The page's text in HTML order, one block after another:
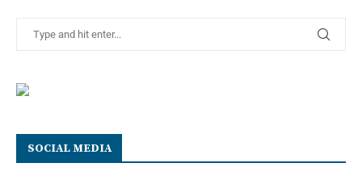
SOCIAL MEDIA